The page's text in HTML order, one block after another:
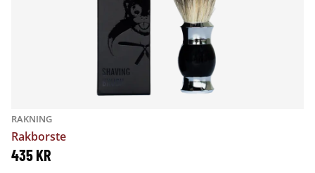
RAKNING
Rakborste
435KR